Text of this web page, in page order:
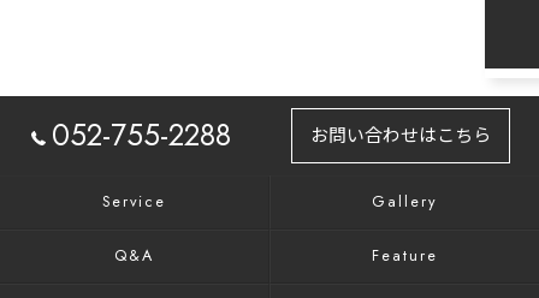
052-755-2288 お問い合わせはこちら
Service Gallery
Q&A Feature